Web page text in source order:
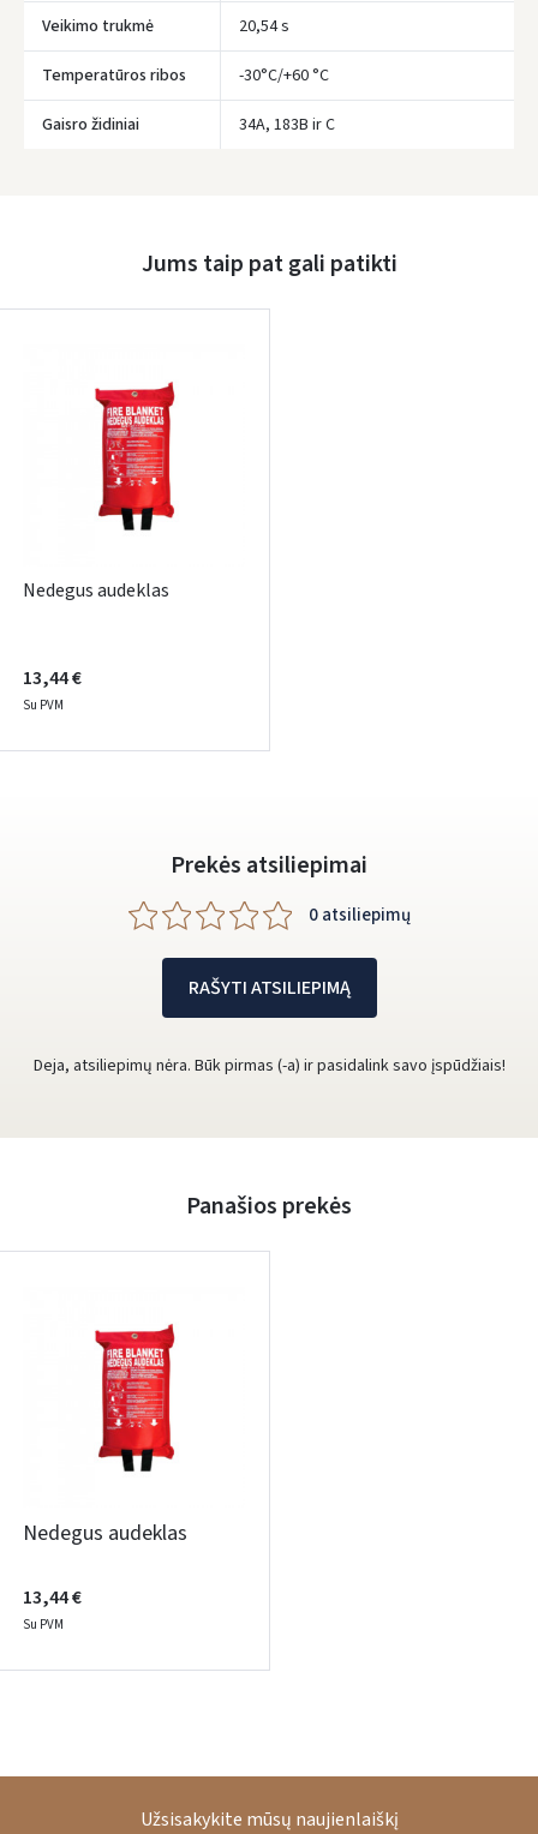
Veikimo trukmė 20,54 s
Temperatūros ribos -30°C/+60 °C
Gaisro židiniai 34A, 183B ir C
Jums taip pat gali patikti
Nedegus audeklas
13,44 €
Su PVM
Prekės atsiliepimai
0 atsiliepimų
RAŠYTI ATSILIEPIMĄ
Deja, atsiliepimų nėra. Būk pirmas (-a) ir pasidalink savo įspūdžiais!
Panašios prekės
Nedegus audeklas
13,44 €
Su PVM
Užsisakykite mūsų naujienlaiškį
Prisijungti
Facebook
Google
Dar neturite paskyros? Registruokites